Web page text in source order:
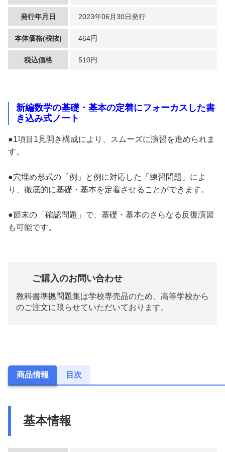
発行年月日 2023年06月30日発行
本体価格(税抜) 464円
税込価格 510円
新編数学の基礎・基本の定着にフォーカスした書
き込み式ノート
●1項目1見開き構成により、スムーズに演習を進められま
す。
●穴埋め形式の「例」と例に対応した「練習問題」によ
り、徹底的に基礎・基本を定着させることができます。
●節末の「確認問題」で、基礎・基本のさらなる反復演習
も可能です。
ご購入のお問い合わせ
教科書準拠問題集は学校専売品のため、高等学校から
のご注文に限らせていただいております。
商品情報 目次
基本情報